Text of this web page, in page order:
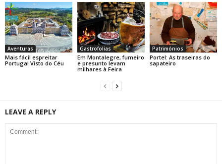
Aventuras
Mais fácil espreitar
Portugal Visto do Céu
Gastrofolias
Em Montalegre, fumeiro
e presunto levam
milhares à Feira
Patrimónios
Portel: As traseiras do
sapateiro
LEAVE A REPLY